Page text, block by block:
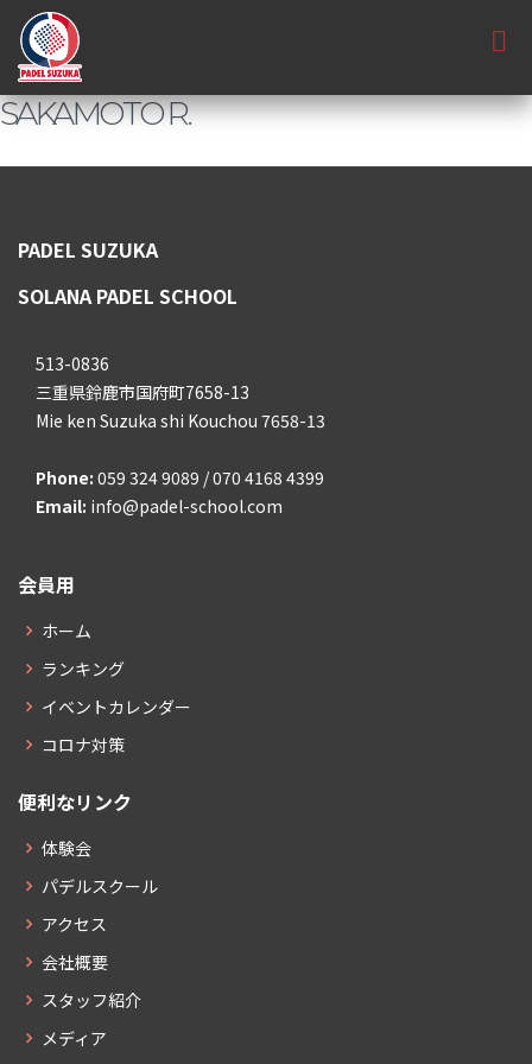
SAKAMOTO R.
PADEL SUZUKA
SOLANA PADEL SCHOOL
513-0836
三重県鈴鹿市国府町7658-13
Mie ken Suzuka shi Kouchou 7658-13
Phone: 059 324 9089 / 070 4168 4399
Email: info@padel-school.com
会員用
ホーム
ランキング
イベントカレンダー
コロナ対策
便利なリンク
体験会
パデルスクール
アクセス
会社概要
スタッフ紹介
メディア